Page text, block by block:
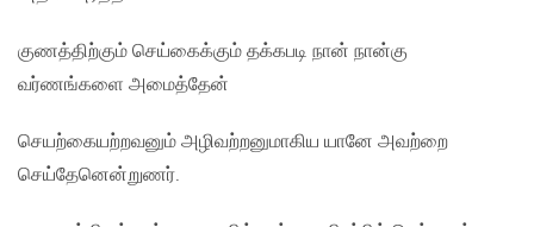
குணத்திற்கும் செய்கைக்கும் தக்கபடி நான் நான்கு
வர்ணங்களை அமைத்தேன்
செயற்கையற்றவனும் அழிவற்றனுமாகிய யானே அவற்றை
செய்தேனென்றுணர்.